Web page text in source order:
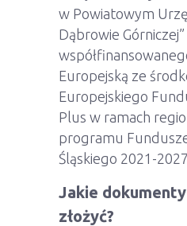
w Powiatowym
Dąbrowie Górniczej”
Europejską ze
Europejskiego
Plus w ramach
programu
Śląskiego 2021-2027.
Jakie
złożyć?